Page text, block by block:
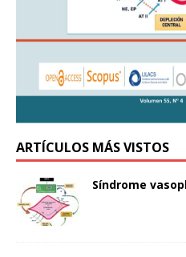
ARTÍCULOS MÁS VISTOS
Síndrome